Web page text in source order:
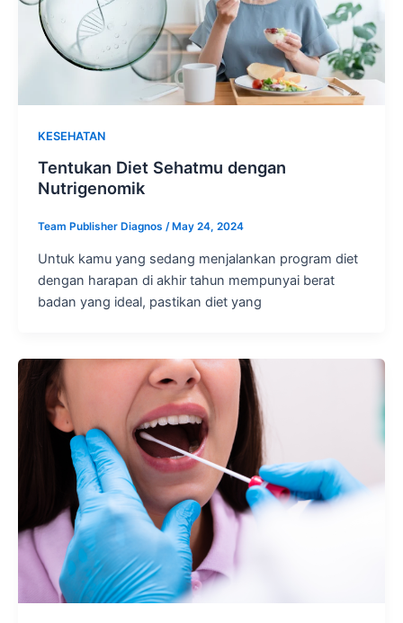
KESEHATAN
Tentukan Diet Sehatmu dengan
Nutrigenomik
Team Publisher Diagnos / May 24, 2024
Untuk kamu yang sedang menjalankan program diet
dengan harapan di akhir tahun mempunyai berat
badan yang ideal, pastikan diet yang